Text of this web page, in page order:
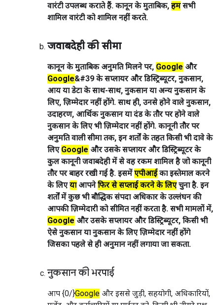
वारंटी उपलब्ध कराते हैं. कानून के मुताबिक, हमसभी
शामिल वारंटी को शामिल नहीं करते.
जवाबदेही की सीमा
कानून के मुताबिक अनुमति मिलने पर, Google और
Google&#39 के सप्लायर और डिस्ट्रिब्यूटर, नुकसान,
आय या डेटा के साथ-साथ, नुकसान या अन्य नुकसान के
लिए, ज़िम्मेदार नहीं होंगे. साथ ही, उनसे होने वाले नुकसान,
उदाहरण, आर्थिक नुकसान या दंड के तौर पर होने वाले
नुकसान के लिए भी ज़िम्मेदार नहीं होंगे. कानूनी तौर पर
अनुमति वाली सीमा तक, इन शर्तों के तहत किसी भी दावे के
लिए Google और उसके सप्लायर और डिस्ट्रिब्यूटर के
कुल कानूनी जवाबदेही में से वह रकम शामिल है जो कानूनी
तौर पर बाहर रखी गई है. इसमेंएपीआईका इस्तेमाल करने
के लिएयाआपनेफिर से सप्लाई करने के लिएचुना है. इन
शर्तों में कुछ भी बौद्धिक संपदा अधिकार के उल्लंघन की
आपकी ‍ज़िम्मेदारी को सीमित नहीं करता है. सभी मामलों में,
Google और उसके सप्लायर और डिस्ट्रिब्यूटर, किसी भी
ऐसे नुकसान या नुकसान के लिए ज़िम्मेदार नहीं होंगे
जिसका पहले से ही अनुमान नहीं लगाया जा सकता.
नुकसान की भरपाई
आप {0/}Google और इससे जुड़ी, सहयोगी, अधिकारियों,